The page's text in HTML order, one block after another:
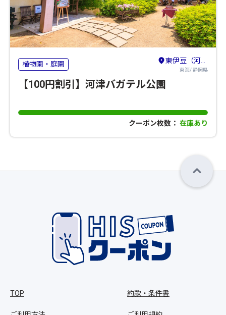
植物園・庭園 東伊豆（河津・熱川・稲取・北川）
東海/ 静岡県
【100円割引】河津バガテル公園
クーポン枚数： 在庫あり
TOP 約款・条件書